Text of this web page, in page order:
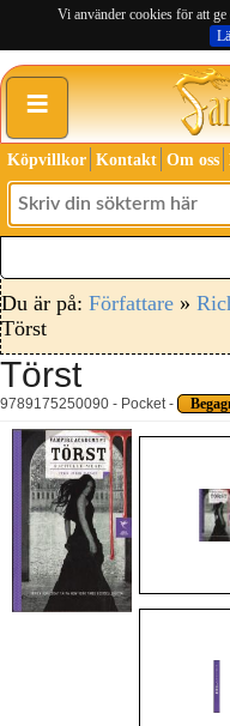
Vi använder cookies för att
≡
Köpvillkor Kontakt Om oss
Du är på: Författare »
Törst
Törst
9789175250090 - Pocket -